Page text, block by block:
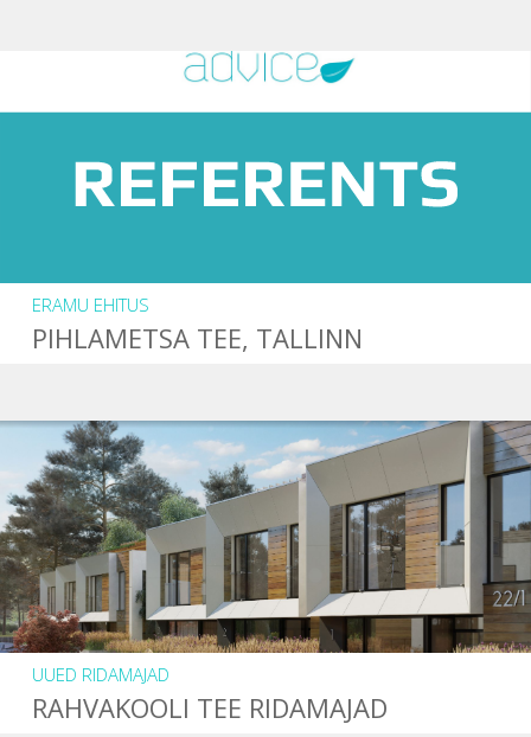
ERAMU EHITUS
PIHLAMETSA TEE, TALLINN
UUED RIDAMAJAD
RAHVAKOOLI TEE RIDAMAJAD